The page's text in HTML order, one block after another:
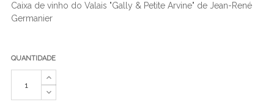
Caixa de vinho do Valais "Gally & Petite Arvine" de Jean-René
Germanier
QUANTIDADE